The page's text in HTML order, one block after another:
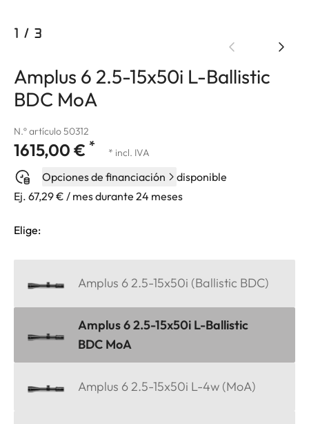
1 / 3
Amplus 6 2.5-15x50i L-Ballistic
BDC MoA
N.º artículo 50312
1615,00 € * * incl. IVA
Opciones de financiación
disponible
Ej. 67,29 € / mes durante 24 meses
Elige:
Amplus 6 2.5-15x50i (Ballistic BDC)
Amplus 6 2.5-15x50i L-Ballistic
BDC MoA
Amplus 6 2.5-15x50i L-4w (MoA)